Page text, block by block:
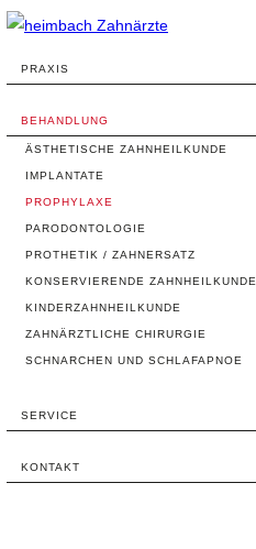
PRAXIS
BEHANDLUNG
ÄSTHETISCHE ZAHNHEILKUNDE
IMPLANTATE
PROPHYLAXE
PARODONTOLOGIE
PROTHETIK / ZAHNERSATZ
KONSERVIERENDE ZAHNHEILKUNDE
KINDERZAHNHEILKUNDE
ZAHNÄRZTLICHE CHIRURGIE
SCHNARCHEN UND SCHLAFAPNOE
SERVICE
KONTAKT